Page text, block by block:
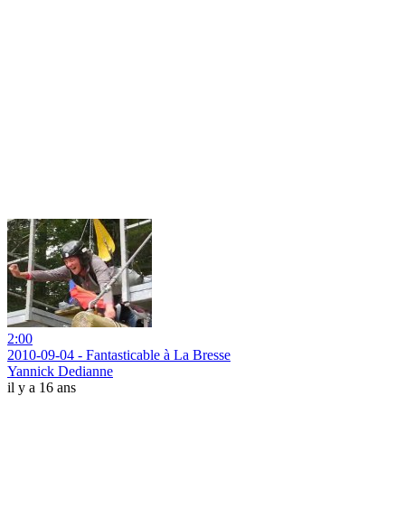
2:00
2010-09-04 - Fantasticable à La Bresse
Yannick Dedianne
il y a 16 ans